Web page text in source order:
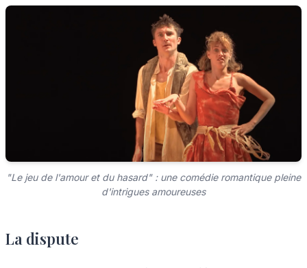
"Le jeu de l'amour et du hasard" : une comédie romantique pleine
d'intrigues amoureuses
La dispute